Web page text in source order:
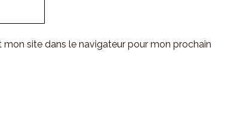
site dans le navigateur pour mon prochain